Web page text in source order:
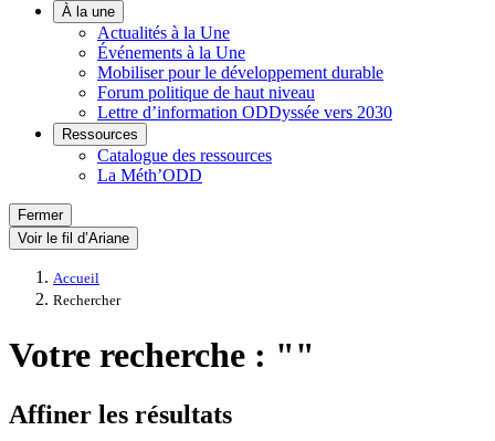
À la une
Actualités à la Une
Événements à la Une
Mobiliser pour le développement durable
Forum politique de haut niveau
Lettre d’information ODDyssée vers 2030
Ressources
Catalogue des ressources
La Méth’ODD
Fermer
Voir le fil d’Ariane
Accueil
Rechercher
Votre recherche : ""
Affiner les résultats